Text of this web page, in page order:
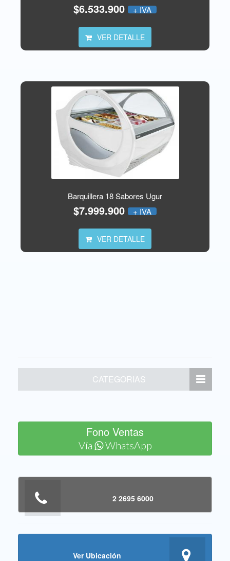
$6.533.900 + IVA
VER DETALLE
Barquillera 18 Sabores Ugur
$7.999.900 + IVA
VER DETALLE
CATEGORIAS
Fono Ventas
Vía WhatsApp
2 2695 6000
Ver Ubicación